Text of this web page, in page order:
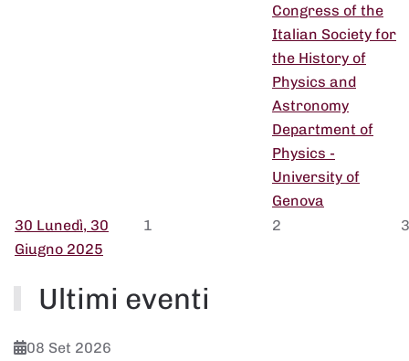
Congress of the
Italian Society for
the History of
Physics and
Astronomy
Department of
Physics -
University of
Genova
30 Lunedì, 30
Giugno 2025
1 2 3
Ultimi eventi
08 Set 2026